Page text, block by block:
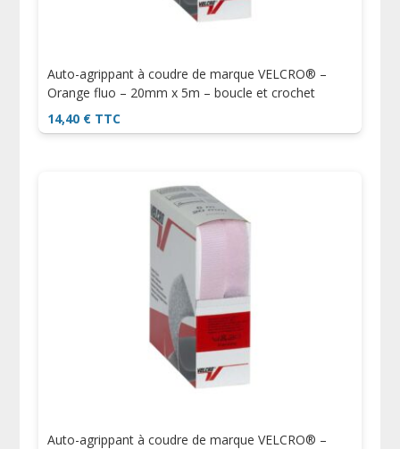
Auto-agrippant à coudre de marque VELCRO® –
Orange fluo – 20mm x 5m – boucle et crochet
14,40 € TTC
Auto-agrippant à coudre de marque VELCRO® –